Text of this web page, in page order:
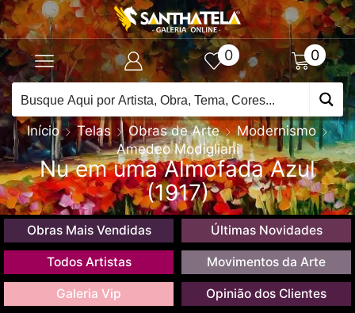
0 0
Início Telas Obras de Arte
Modernismo
Amedeo Modigliani
Nu em uma Almofada Azul
(1917)
Obras Mais Vendidas Últimas Novidades
Todos Artistas Movimentos da Arte
Galeria Vip Opinião dos Clientes